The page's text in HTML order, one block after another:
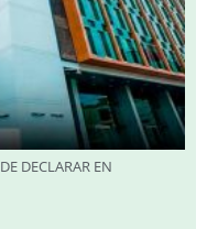
DECLARAR EN